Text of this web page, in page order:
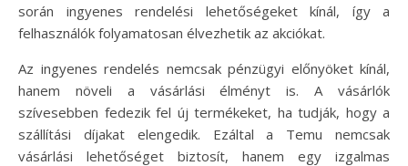
során ingyenes rendelési lehetőségeket kínál, így a
felhasználók folyamatosan élvezhetik az akciókat.
Az ingyenes rendelés nemcsak pénzügyi előnyöket kínál,
hanem növeli a vásárlási élményt is. A vásárlók
szívesebben fedezik fel új termékeket, ha tudják, hogy a
szállítási díjakat elengedik. Ezáltal a Temu nemcsak
vásárlási lehetőséget biztosít, hanem egy izgalmas